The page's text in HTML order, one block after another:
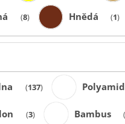
8 Hnědá 1
137 Polyamid
3 Bambus